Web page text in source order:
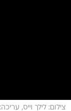
צילום: לילך וייס,